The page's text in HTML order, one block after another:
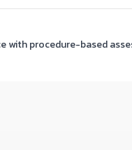
with procedure-based